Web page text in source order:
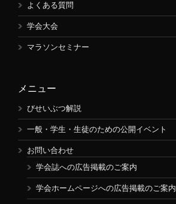
よくある質問
学会大会
マラソンセミナー
メニュー
びせいぶつ解説
一般・学生・生徒のための公開イベント
お問い合わせ
学会誌への広告掲載のご案内
学会ホームページへの広告掲載のご案内